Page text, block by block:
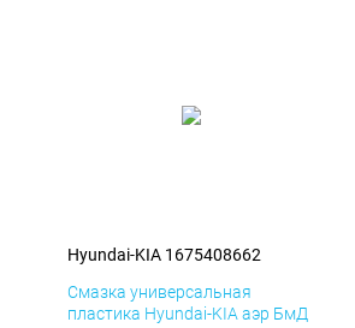
Hyundai-KIA 1675408662
Смазка универсальная
пластика Hyundai-KIA аэр БмД